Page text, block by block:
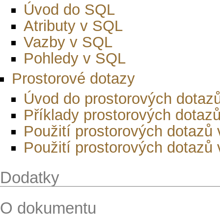
Úvod do SQL
Atributy v SQL
Vazby v SQL
Pohledy v SQL
Prostorové dotazy
Úvod do prostorových
Příklady prostorových
Použití prostorových dotazů
Použití prostorových dotazů
Dodatky
O dokumentu